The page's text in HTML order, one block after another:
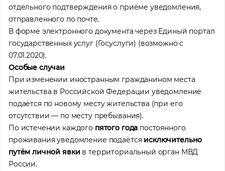
отдельного подтверждения о приёме уведомления,
отправленного по почте.
В форме электронного документа через Единый портал
государственных услуг (Госуслуги) (возможно с
07.01.2020).
Особые случаи
При изменении иностранным гражданином места
жительства в Российской Федерации уведомление
подаётся по новому месту жительства (при его
отсутствии — по месту пребывания).
По истечении каждого пятого года постоянного
проживания уведомление подаётся исключительно
путём личной явки в территориальный орган МВД
России.